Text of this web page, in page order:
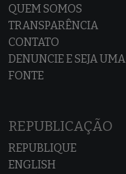
QUEM SOMOS
TRANSPARÊNCIA
CONTATO
DENUNCIE E SEJA UMA
FONTE
REPUBLICAÇÃO
REPUBLIQUE
ENGLISH